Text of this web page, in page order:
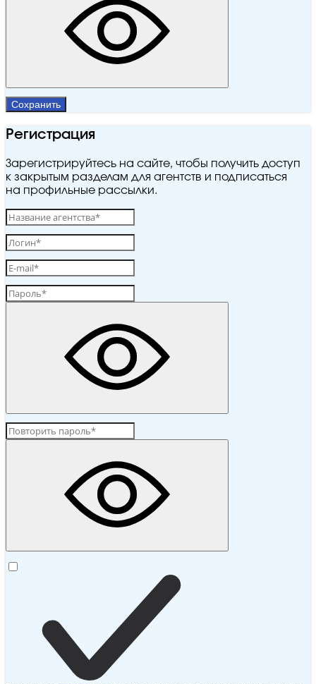
Сохранить
Регистрация
Зарегистрируйтесь на сайте, чтобы получить доступ
к закрытым разделам для агентств и подписаться
на профильные рассылки.